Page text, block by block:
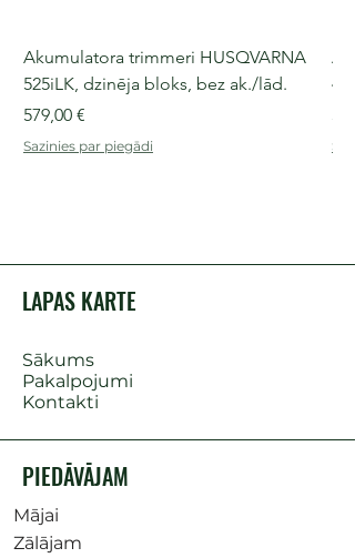
Akumulatora trimmeri HUSQVARNA
525iLK, dzinēja bloks, bez ak./lād.
Cena
579,00 €
Sazinies par piegādi
LAPAS KARTE
Sākums
Pakalpojumi
Kontakti
PIEDĀVĀJAM
Mājai
Zālājam